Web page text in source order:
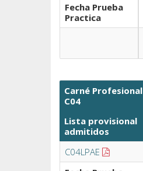
Fecha Prueba
Practica
Carné Profesional
C04
Lista provisional
admitidos
C04LPAE